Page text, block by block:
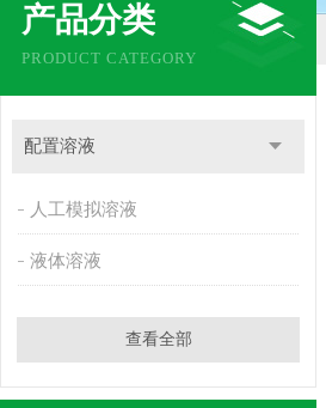
产品分类
PRODUCT CATEGORY
配置溶液
人工模拟溶液
液体溶液
查看全部